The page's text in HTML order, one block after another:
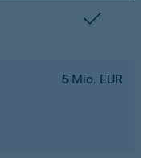
5 Mio. EUR